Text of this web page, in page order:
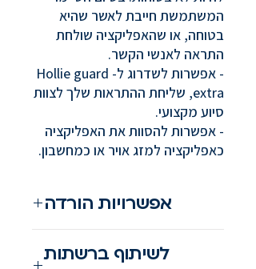
המשתמשת חייבת לאשר שהיא
בטוחה, או שהאפליקציה שולחת
התראה לאנשי הקשר.
- אפשרות לשדרוג ל- Hollie guard
extra, שליחת ההתראות שלך לצוות
סיוע מקצועי.
- אפשרות להסוות את האפליקציה
כאפליקציה למזג אויר או כמחשבון.
אפשרויות הורדה
הורדה לאייפון
לשיתוף ברשתות